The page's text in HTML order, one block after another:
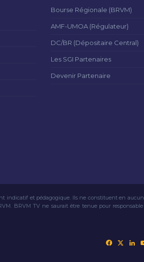
Bourse Régionale (BRVM)
AMF-UMOA (Régulateur)
DC/BR (Dépositaire Central)
Les SGI Partenaires
Devenir Partenaire
indicatif et pédagogique. Ils ne constituent en
BRVM TV ne saurait être tenue pour responsable